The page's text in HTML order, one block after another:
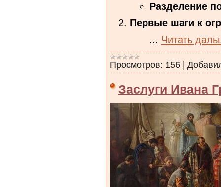
Разделение
Первые шаги к
... Читать
Просмотров: 156 |
Заслуги Ивана